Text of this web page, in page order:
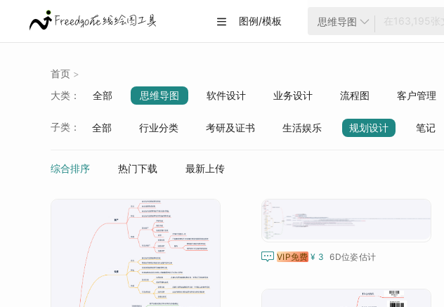
 图例/模板 思维导图 
首页 >
大类： 全部 思维导图 软件设计 业务设计 流程图 客户管理
工程
子类： 全部 行业分类 考研及证书 生活娱乐 规划设计 笔记
综合排序 热门下载 最新上传
 VIP免费 ¥ 3 6D位姿估计